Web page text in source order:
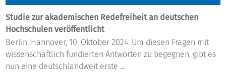
Studie zur akademischen Redefreiheit an deutschen
Hochschulen veröffentlicht
Berlin, Hannover, 10. Oktober 2024. Um diesen Fragen mit
wissenschaftlich fundierten Antworten zu begegnen, gibt es
nun eine deutschlandweit erste ...